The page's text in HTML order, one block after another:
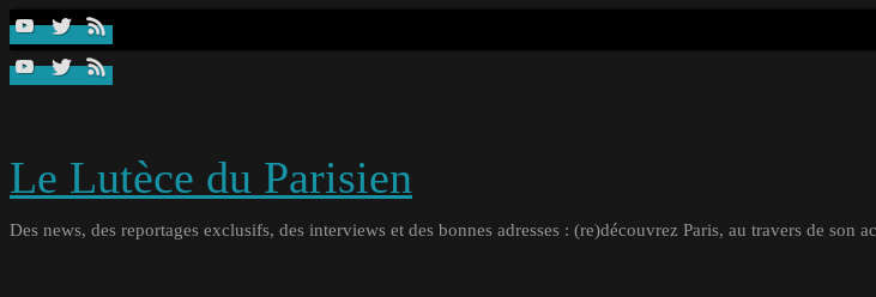
Passer
contenu
Le Lutèce du Parisien
Des news, des reportages exclusifs, des interviews et des bonnes adresses : (re)découvrez Paris, au travers de son